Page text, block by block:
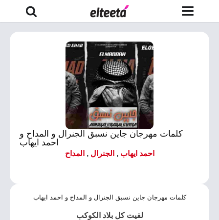
كلمات مهرجان جاين نسبق الجنرال و المداح و
احمد ايهاب
احمد ايهاب , الجنرال , المداح
كلمات مهرجان جاين نسبق الجنرال و المداح و احمد ايهاب
لفيت كل بلاد الكوكب